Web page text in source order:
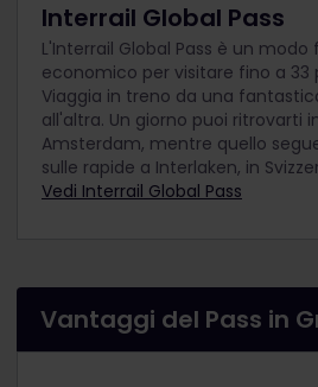
Interrail Global Pass
L'Interrail Global Pass è un modo
economico per visitare fino a 33
Viaggia in treno da una
all'altra. Un giorno puoi ritrovarti
Amsterdam, mentre quello
sulle rapide a Interlaken, in
Vedi Interrail Global Pass
Vantaggi del Pass in